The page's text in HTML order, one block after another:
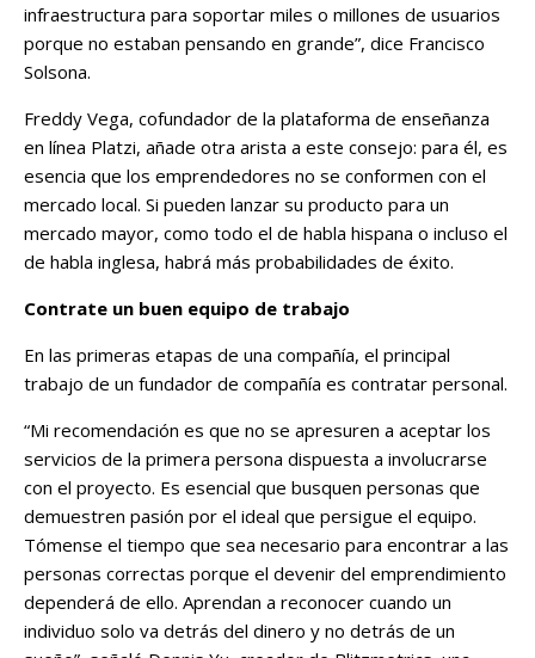
infraestructura para soportar miles o millones de usuarios
porque no estaban pensando en grande”, dice Francisco
Solsona.
Freddy Vega, cofundador de la plataforma de enseñanza
en línea Platzi, añade otra arista a este consejo: para él, es
esencia que los emprendedores no se conformen con el
mercado local. Si pueden lanzar su producto para un
mercado mayor, como todo el de habla hispana o incluso el
de habla inglesa, habrá más probabilidades de éxito.
Contrate un buen equipo de trabajo
En las primeras etapas de una compañía, el principal
trabajo de un fundador de compañía es contratar personal.
“Mi recomendación es que no se apresuren a aceptar los
servicios de la primera persona dispuesta a involucrarse
con el proyecto. Es esencial que busquen personas que
demuestren pasión por el ideal que persigue el equipo.
Tómense el tiempo que sea necesario para encontrar a las
personas correctas porque el devenir del emprendimiento
dependerá de ello. Aprendan a reconocer cuando un
individuo solo va detrás del dinero y no detrás de un